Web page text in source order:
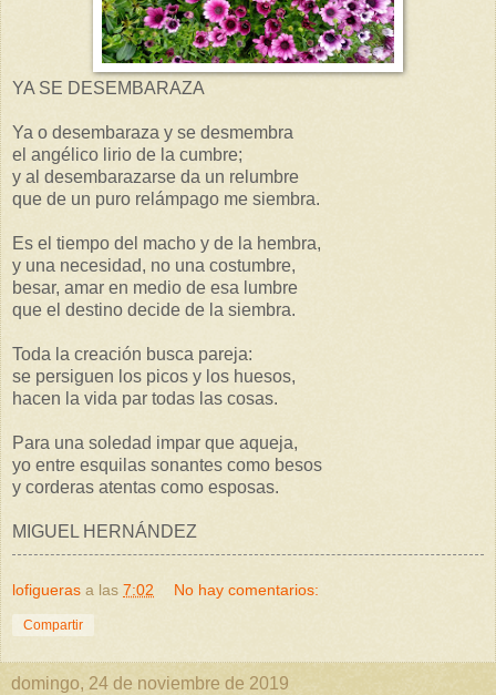
YA SE DESEMBARAZA
Ya o desembaraza y se desmembra
el angélico lirio de la cumbre;
y al desembarazarse da un relumbre
que de un puro relámpago me siembra.
Es el tiempo del macho y de la hembra,
y una necesidad, no una costumbre,
besar, amar en medio de esa lumbre
que el destino decide de la siembra.
Toda la creación busca pareja:
se persiguen los picos y los huesos,
hacen la vida par todas las cosas.
Para una soledad impar que aqueja,
yo entre esquilas sonantes como besos
y corderas atentas como esposas.
MIGUEL HERNÁNDEZ
lofigueras a las 7:02 No hay comentarios:
Compartir
domingo, 24 de noviembre de 2019